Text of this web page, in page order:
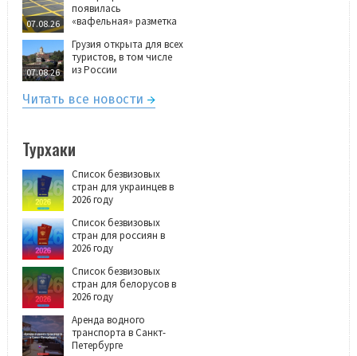
07.08.26
появилась
«вафельная» разметка
07.08.26
Грузия открыта для всех
туристов, в том числе
из России
Читать все новости
Турхаки
Список безвизовых
стран для украинцев в
2026 году
Список безвизовых
стран для россиян в
2026 году
Список безвизовых
стран для белорусов в
2026 году
Аренда водного
транспорта в Санкт-
Петербурге